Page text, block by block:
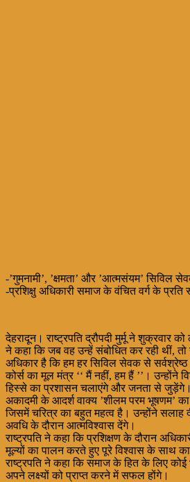
-’गुमनामी’, ’क्षमता’ और ’आत्मसंयम’
-प्रशिक्षु अधिकारी समाज के वंचित वर्ग के
देहरादून। राष्ट्रपति द्रौपदी मुर्मू ने शुक्रवार
ने कहा कि जब वह उन्हें संबोधित कर रही थीं,
अधिकार है कि हम हर सिविल सेवक से
कोर्स का मूल मंत्र ‘‘ मैं नहीं, हम हैं ’’।
हिस्से का प्रशासन चलाएंगे और जनता से
अकादमी के आदर्श वाक्य ’शीलम परम भूषणम’ का
जिसमें चरित्र का बहुत महत्व है। उन्होंने सलाह
अवधि के दौरान आत्मविश्वास देंगे।
राष्ट्रपति ने कहा कि प्रशिक्षण के दौरान
मूल्यों का पालन करते हुए पूरे विश्वास के साथ
राष्ट्रपति ने कहा कि समाज के हित के लिए
अपने लक्ष्यों को प्राप्त करने में सफल होंगे।